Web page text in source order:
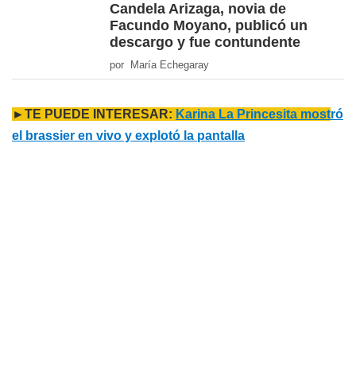
Candela Arizaga, novia de
Facundo Moyano, publicó un
descargo y fue contundente
por María Echegaray
►TE PUEDE INTERESAR: Karina La Princesita mostró
el brassier en vivo y explotó la pantalla